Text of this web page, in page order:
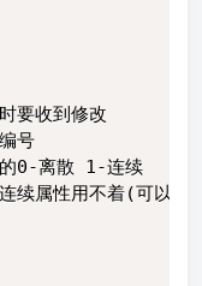
要收到修改
号
0-离散 1-连续
续属性用不着(可以设